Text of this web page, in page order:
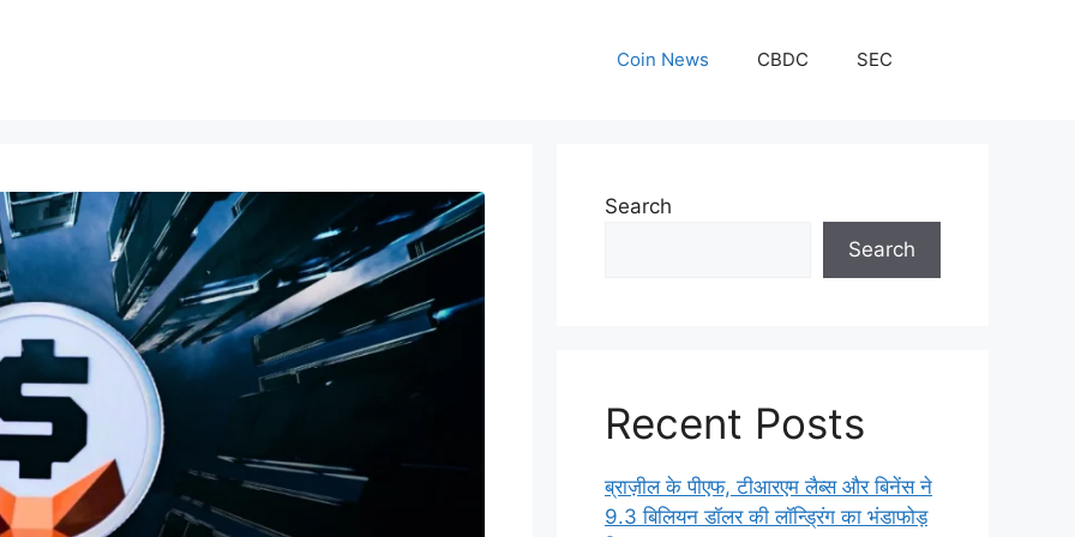
Coin News CBDC SEC
Search
Search
Recent Posts
ब्राज़ील के पीएफ, टीआरएम लैब्स और बिनेंस ने
9.3 बिलियन डॉलर की लॉन्ड्रिंग का भंडाफोड़